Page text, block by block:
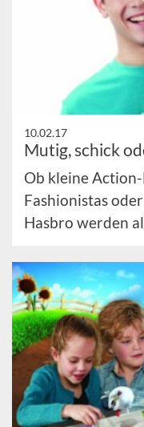
10.02.17
Mutig, schick
Ob kleine
Fashionistas
Hasbro werden